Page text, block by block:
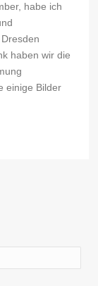
habe ich
Dresden
haben wir die
einige Bilder